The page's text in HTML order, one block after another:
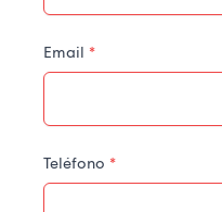
Email *
Teléfono *